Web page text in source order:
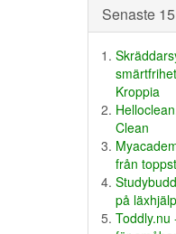
Senaste
Kroppia
Clean
från
på läxhjälp
Toddly.nu